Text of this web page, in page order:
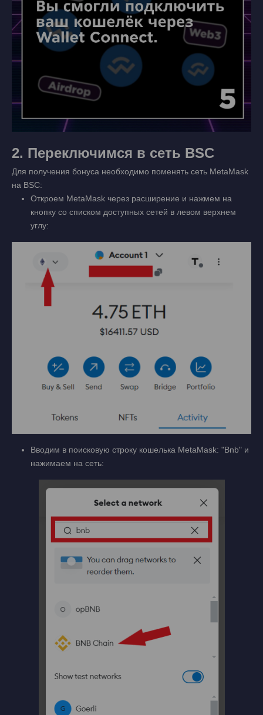
2. Переключимся в сеть BSC
Для получения бонуса необходимо поменять сеть MetaMask
на BSC:
Откроем MetaMask через расширение и нажмем на
кнопку со списком доступных сетей в левом верхнем
углу:
Вводим в поисковую строку кошелька MetaMask: "Bnb" и
нажимаем на сеть: